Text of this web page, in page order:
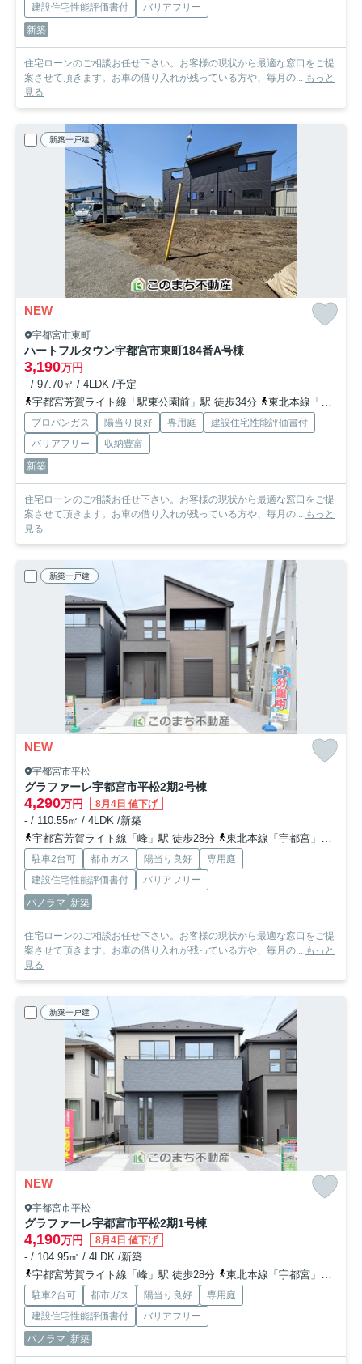
建設住宅性能評価書付
バリアフリー
新築
住宅ローンのご相談お任せ下さい。お客様の現状から最適な窓口をご提
案させて頂きます。お車の借り入れが残っている方や、毎月の... もっと
見る
新築一戸建
NEW
宇都宮市東町
ハートフルタウン宇都宮市東町184番A号棟
3,190万円
- / 97.70㎡ / 4LDK /予定
宇都宮芳賀ライト線「駅東公園前」駅 徒歩34分
東北本線「宇都宮」駅 徒歩40分
プロパンガス 陽当り良好 専用庭
建設住宅性能評価書付
バリアフリー
収納豊富
新築
住宅ローンのご相談お任せ下さい。お客様の現状から最適な窓口をご提
案させて頂きます。お車の借り入れが残っている方や、毎月の... もっと
見る
新築一戸建
NEW
宇都宮市平松
グラファーレ宇都宮市平松2期2号棟
4,290万円 8月4日 値下げ
- / 110.55㎡ / 4LDK /新築
宇都宮芳賀ライト線「峰」駅 徒歩28分
東北本線「宇都宮」駅 徒歩38分
駐車2台可 都市ガス 陽当り良好
専用庭
建設住宅性能評価書付
バリアフリー
パノラマ 新築
住宅ローンのご相談お任せ下さい。お客様の現状から最適な窓口をご提
案させて頂きます。お車の借り入れが残っている方や、毎月の... もっと
見る
新築一戸建
NEW
宇都宮市平松
グラファーレ宇都宮市平松2期1号棟
4,190万円 8月4日 値下げ
- / 104.95㎡ / 4LDK /新築
宇都宮芳賀ライト線「峰」駅 徒歩28分
東北本線「宇都宮」駅 徒歩38分
駐車2台可 都市ガス 陽当り良好
専用庭
建設住宅性能評価書付
バリアフリー
パノラマ 新築